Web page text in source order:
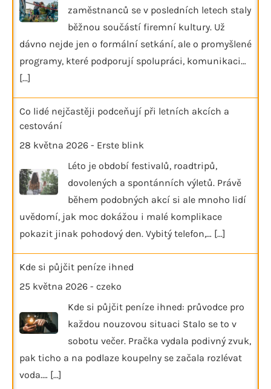
zaměstnanců se v posledních letech staly
běžnou součástí firemní kultury. Už
dávno nejde jen o formální setkání, ale o promyšlené
programy, které podporují spolupráci, komunikaci…
[...]
Co lidé nejčastěji podceňují při letních akcích a
cestování
28 května 2026 - Erste blink
Léto je období festivalů, roadtripů,
dovolených a spontánních výletů. Právě
během podobných akcí si ale mnoho lidí
uvědomí, jak moc dokážou i malé komplikace
pokazit jinak pohodový den. Vybitý telefon,… [...]
Kde si půjčit peníze ihned
25 května 2026 - czeko
Kde si půjčit peníze ihned: průvodce pro
každou nouzovou situaci Stalo se to v
sobotu večer. Pračka vydala podivný zvuk,
pak ticho a na podlaze koupelny se začala rozlévat
voda.… [...]